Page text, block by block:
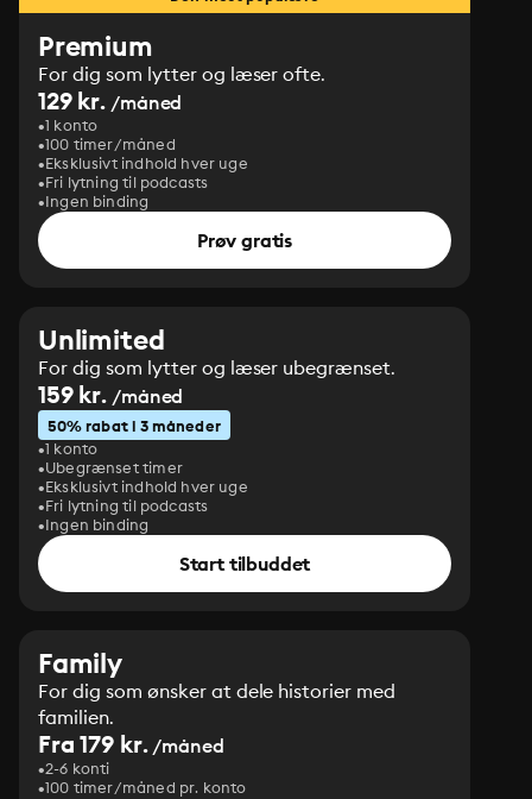
Premium
For dig som lytter og læser ofte.
129 kr. /måned
1 konto
100 timer/måned
Eksklusivt indhold hver uge
Fri lytning til podcasts
Ingen binding
Prøv gratis
Unlimited
For dig som lytter og læser ubegrænset.
159 kr. /måned
50% rabat i 3 måneder
1 konto
Ubegrænset timer
Eksklusivt indhold hver uge
Fri lytning til podcasts
Ingen binding
Start tilbuddet
Family
For dig som ønsker at dele historier med
familien.
Fra 179 kr./måned
2-6 konti
100 timer/måned pr. konto